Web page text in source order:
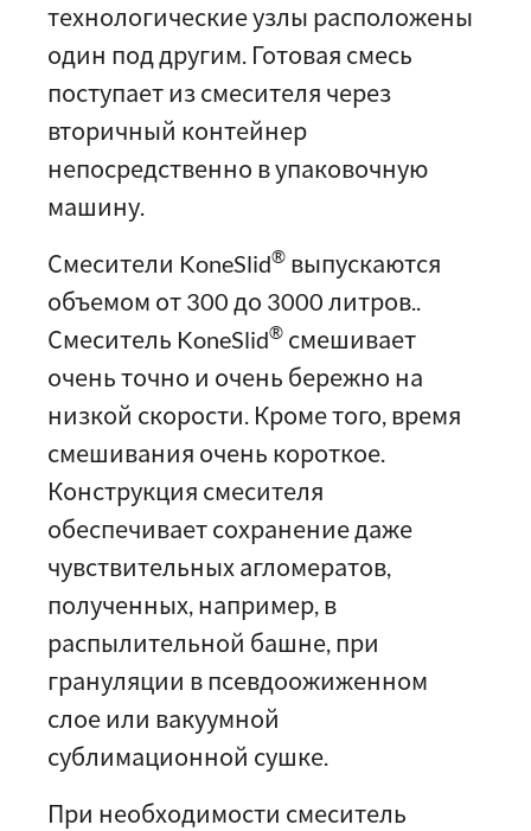
технологические узлы расположены
один под другим. Готовая смесь
поступает из смесителя через
вторичный контейнер
непосредственно в упаковочную
машину.
Смесители KoneSlid® выпускаются
объемом от 300 до 3000 литров..
Смеситель KoneSlid® смешивает
очень точно и очень бережно на
низкой скорости. Кроме того, время
смешивания очень короткое.
Конструкция смесителя
обеспечивает сохранение даже
чувствительных агломератов,
полученных, например, в
распылительной башне, при
грануляции в псевдоожиженном
слое или вакуумной
сублимационной сушке.
При необходимости смеситель